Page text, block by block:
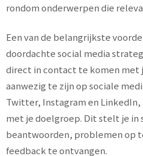
rondom onderwerpen die
Een van de belangrijkste
doordachte social media
direct in contact te komen met
aanwezig te zijn op sociale
Twitter, Instagram en LinkedIn,
met je doelgroep. Dit stelt je in
beantwoorden, problemen op
feedback te ontvangen.